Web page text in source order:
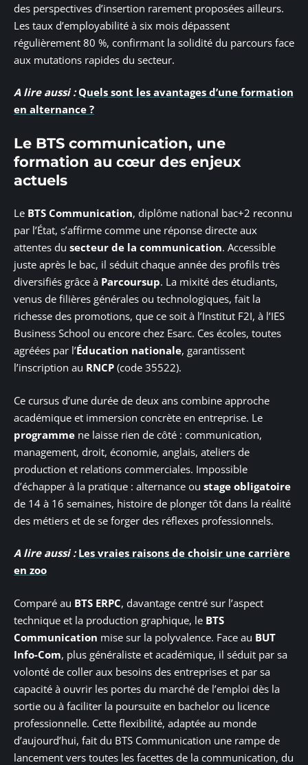
des perspectives d’insertion rarement proposées ailleurs.
Les taux d’employabilité à six mois dépassent
régulièrement 80 %, confirmant la solidité du parcours face
aux mutations rapides du secteur.
A lire aussi : Quels sont les avantages d’une formation
en alternance ?
Le BTS communication, une
formation au cœur des enjeux
actuels
Le BTS Communication, diplôme national bac+2 reconnu
par l’État, s’affirme comme une réponse directe aux
attentes du secteur de la communication. Accessible
juste après le bac, il séduit chaque année des profils très
diversifiés grâce à Parcoursup. La mixité des étudiants,
venus de filières générales ou technologiques, fait la
richesse des promotions, que ce soit à l’Institut F2I, à l’IES
Business School ou encore chez Esarc. Ces écoles, toutes
agréées par l’Éducation nationale, garantissent
l’inscription au RNCP (code 35522).
Ce cursus d’une durée de deux ans combine approche
académique et immersion concrète en entreprise. Le
programme ne laisse rien de côté : communication,
management, droit, économie, anglais, ateliers de
production et relations commerciales. Impossible
d’échapper à la pratique : alternance ou stage obligatoire
de 14 à 16 semaines, histoire de plonger tôt dans la réalité
des métiers et de se forger des réflexes professionnels.
A lire aussi : Les vraies raisons de choisir une carrière
en zoo
Comparé au BTS ERPC, davantage centré sur l’aspect
technique et la production graphique, le BTS
Communication mise sur la polyvalence. Face au BUT
Info-Com, plus généraliste et académique, il séduit par sa
volonté de coller aux besoins des entreprises et par sa
capacité à ouvrir les portes du marché de l’emploi dès la
sortie ou à faciliter la poursuite en bachelor ou licence
professionnelle. Cette flexibilité, adaptée au monde
d’aujourd’hui, fait du BTS Communication une rampe de
lancement vers toutes les facettes de la communication, du